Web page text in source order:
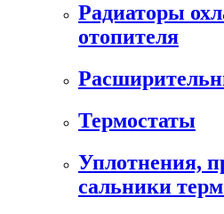
Радиаторы
отопителя
Термостаты
Уплотнения,
сальники